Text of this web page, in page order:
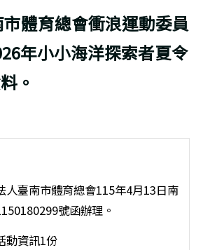
體育總會衝浪運動委員
年小小海洋探索者夏令
。
人臺南市體育總會115年4月13日南
號函辦理。
動資訊1份